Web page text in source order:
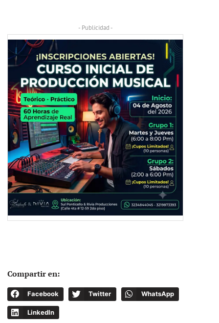
- Publicidad -
Compartir en:
Facebook Twitter WhatsApp
LinkedIn